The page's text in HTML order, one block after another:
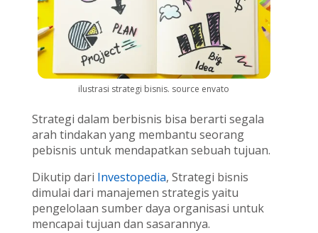
ilustrasi strategi bisnis. source envato
Strategi dalam berbisnis bisa berarti segala
arah tindakan yang membantu seorang
pebisnis untuk mendapatkan sebuah tujuan.
Dikutip dari Investopedia, Strategi bisnis
dimulai dari manajemen strategis yaitu
pengelolaan sumber daya organisasi untuk
mencapai tujuan dan sasarannya.